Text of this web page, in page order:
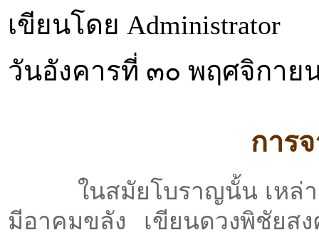
เขียนโดย Administrator
วันอังคารที่ ๓๐ พฤศจิกาย
การ
ในสมัยโบราญนั้น เหล่าแ
มีอาคมขลัง เขียนดวงพิชัย